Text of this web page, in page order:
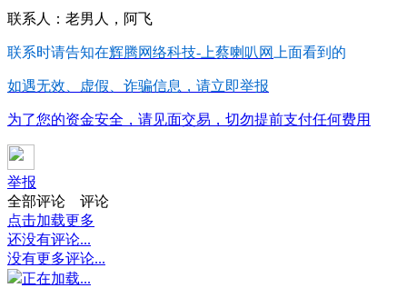
联系人：老男人，阿飞
联系时请告知在辉腾网络科技-上蔡喇叭网 上面看到的
如遇无效、虚假、诈骗信息，请立即举报
为了您的资金安全，请见面交易，切勿提前支付任何费用
举报
全部评论
评论
点击加载更多
还没有评论...
没有更多评论...
正在加载...